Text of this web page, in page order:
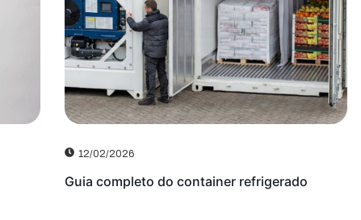
12/02/2026
Guia completo do container refrigerado